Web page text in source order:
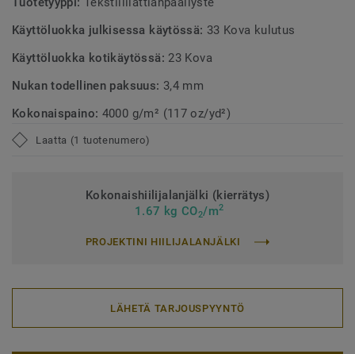
Käyttöluokka julkisessa käytössä: 33 Kova kulutus
Käyttöluokka kotikäytössä: 23 Kova
Nukan todellinen paksuus: 3,4 mm
Kokonaispaino: 4000 g/m² (117 oz/yd²)
Laatta (1 tuotenumero)
Kokonaishiilijalanjälki (kierrätys)
1.67 kg CO2/m2
PROJEKTINI HIILIJALANJÄLKI
LÄHETÄ TARJOUSPYYNTÖ